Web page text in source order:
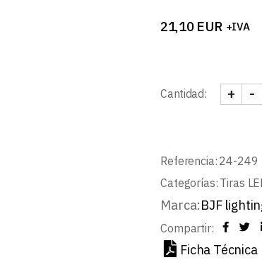
21,10 EUR +IVA
Cantidad: TIRA
-
+
Referencia: 24-249
Categorías: Tiras
Marca:BJF
Compartir:
Ficha Técnica